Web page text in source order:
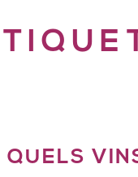
QUELS